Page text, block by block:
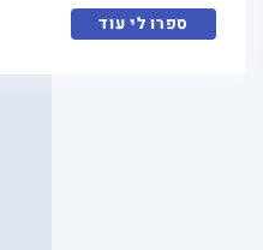
ספרו לי עוד